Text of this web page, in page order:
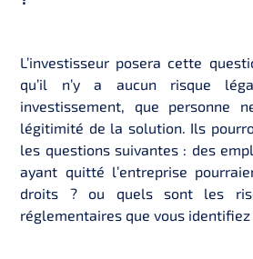
L’investisseur posera cette
qu’il n’y a aucun risque
investissement, que personne
légitimité de la solution. Ils
les questions suivantes : des
ayant quitté l’entreprise
droits ? ou quels sont les
réglementaires que vous identifiez